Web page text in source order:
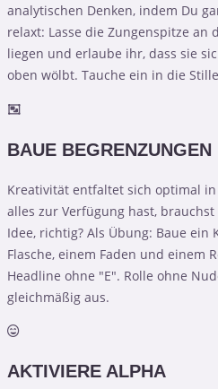
analytischen Denken, indem Du
relaxt: Lasse die Zungenspitze an
liegen und erlaube ihr, dass sie
oben wölbt. Tauche ein in die
BAUE BEGRENZUNGEN
Kreativität entfaltet sich optimal
alles zur Verfügung hast,
Idee, richtig? Als Übung: Baue
Flasche, einem Faden und einem
Headline ohne "E". Rolle ohne
gleichmäßig aus.
AKTIVIERE ALPHA